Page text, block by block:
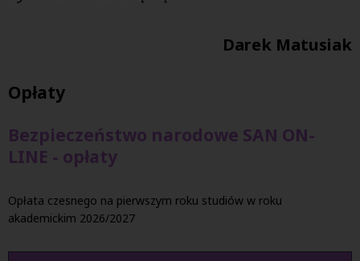
Darek Matusiak
Opłaty
Bezpieczeństwo narodowe SAN ON-
LINE - opłaty
Opłata czesnego na pierwszym roku studiów w roku
akademickim 2026/2027